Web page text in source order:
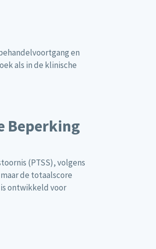
en
als in de klinische
Beperking
(PTSS), volgens
de totaalscore
is ontwikkeld voor